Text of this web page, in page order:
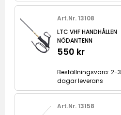
Art.Nr. 13108
LTC VHF HANDHÅLLEN
NÖDANTENN
550 kr
Beställningsvara: 2-3
dagar leverans
Art.Nr. 13158